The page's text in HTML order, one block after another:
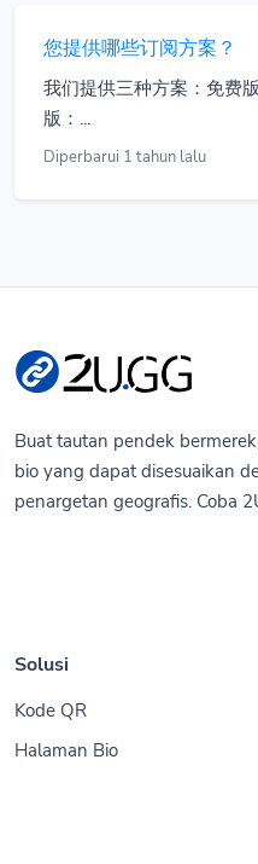
您提供哪些订阅方案？
我们提供三种方案：免费
版：...
Diperbarui 1 tahun lalu
Buat tautan pendek
bio yang dapat disesuaikan
penargetan geografis. Coba
Solusi
Kode QR
Halaman Bio